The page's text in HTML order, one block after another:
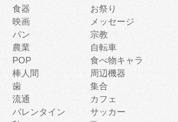
食器
お祭り
映画
メッセージ
パン
宗教
農業
自転車
POP
食べ物キャラ
棒人間
周辺機器
歯
集合
流通
カフェ
バレンタイン
サッカー